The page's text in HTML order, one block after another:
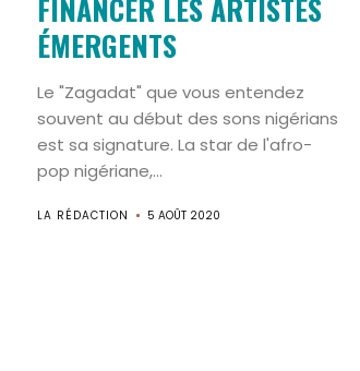
FINANCER LES ARTISTES
ÉMERGENTS
Le "Zagadat" que vous entendez
souvent au début des sons nigérians
est sa signature. La star de l'afro-
pop nigériane,...
LA RÉDACTION 5 AOÛT 2020